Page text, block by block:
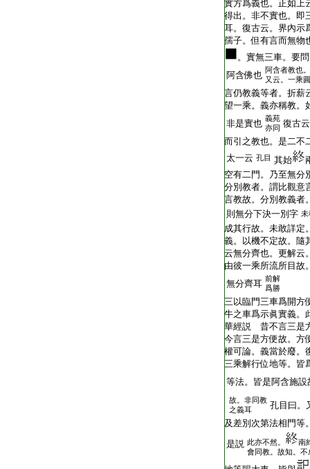
實方爲義也。正如上
得出。非不實也。即
耳。復古云。界內示
孺子。但有言而無物
。實無三車。要
阿含佛也 阿含者教也
又云。一乘
言仍教義等者。折薪
望一乘。義亦稱教。
非是實也 義苑
亦同 復古
而引之教也。是二不
太一云 孔目 其始
空有二門。乃至無分
分別教者。謂比觀意
言教故。分別教義者
則無分下決一別字 未
成其行故。未敢詳定
義。以機不定故。隨
云無分齊也。更解云
由彼一乘所流所目故
無分齊耳 前解
爲勝
三以臨門三車爲開方
牛之車爲示眞實義。
華經説 昔不言三是
今言三是方便故。方
權可論。義當於廢。
三乘解行位地等。皆
等法。皆是阿含施設
故。非同教
之義耳
孔目曰。
及差別次第法相門等
是説 此亦不然。
南
會同教。故知。不